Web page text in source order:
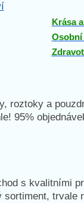
Krása
Osobní
roztoky a
95%
s kvalitními
sortiment, trvale